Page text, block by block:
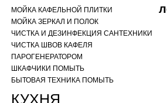
МОЙКА КАФЕЛЬНОЙ ПЛИТКИ
МОЙКА ЗЕРКАЛ И ПОЛОК
ЧИСТКА И ДЕЗИНФЕКЦИЯ САНТЕХНИКИ
ЧИСТКА ШВОВ КАФЕЛЯ
ПАРОГЕНЕРАТОРОМ
ШКАФЧИКИ ПОМЫТЬ
БЫТОВАЯ ТЕХНИКА ПОМЫТЬ
КУХНЯ